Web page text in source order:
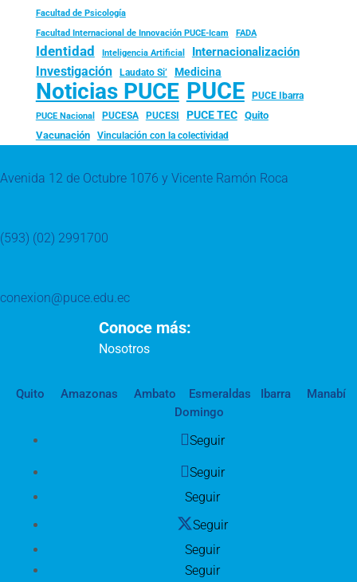
Facultad de Psicología
Facultad Internacional de Innovación PUCE-Icam FADA
Identidad Inteligencia Artificial Internacionalización
Investigación Laudato Si’ Medicina
Noticias PUCE PUCE PUCE Ibarra
PUCE Nacional PUCESA PUCESI PUCE TEC
Quito
Vacunación
Vinculación con la colectividad
Avenida 12 de Octubre 1076 y Vicente Ramón Roca
(593) (02) 2991700
conexion@puce.edu.ec
Conoce más:
Nosotros
Quito Amazonas Ambato Esmeraldas Ibarra
Manabí
Domingo
Seguir
Seguir
Seguir
Seguir
Seguir
Seguir